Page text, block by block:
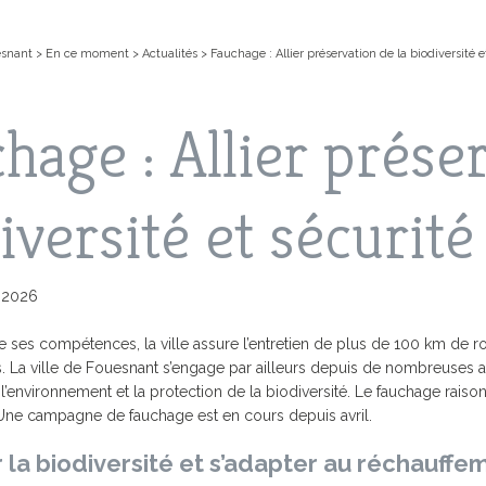
URBANISME
LE PAIEMENT EN LIGNE AVEC
PRÉSENTATION DE LA VILLE
L’ARCHIPEL DES GLÉNAN
VILLE MARRAINE
JE SUIS
FORUM
DE
CONSEILS MUNICIPAUX
LE PLU
DES
SPECTACLES
MÉDIATHEQUE
> En ce moment >Actualités > Fauchage : Allier préservation de la biodiversité
: Allier
et
ses compétences, la ville assure l’entretien de plus de 100 km de
La ville de Fouesnant s’engage par ailleurs depuis de
et la protection de la biodiversité. Le fauchage
campagne de fauchage est en cours depuis avril.
la biodiversité et s’adapter au